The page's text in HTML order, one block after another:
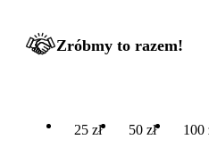
Zróbmy to razem!
25 zł 50 zł 100